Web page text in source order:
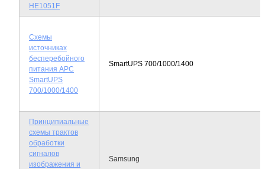
HE1051F
Схемы
источниках
бесперебойного
питания APC
SmartUPS
700/1000/1400
SmartUPS 700/1000/1400
Принципиальные
схемы трактов
обработки
сигналов
изображения и
Samsung